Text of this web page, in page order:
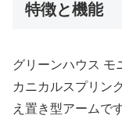
特徴と機能
グリーンハウス モ
カニカルスプリン
え置き型アームで